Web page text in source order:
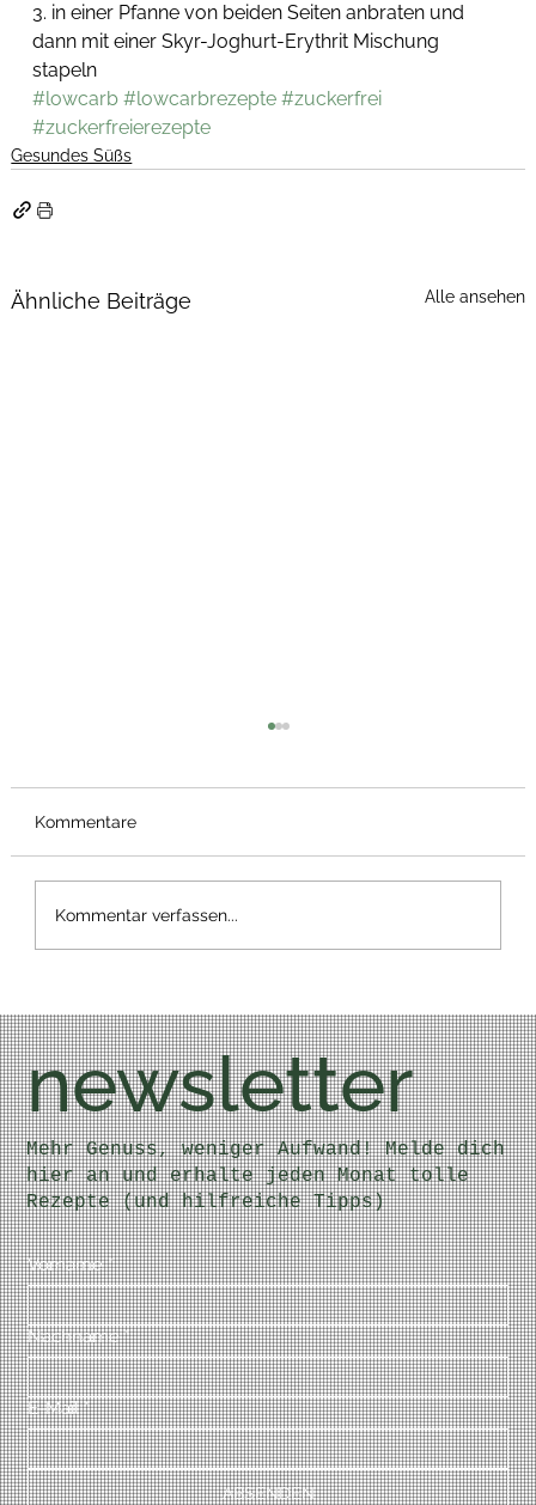
3. in einer Pfanne von beiden Seiten anbraten und
dann mit einer Skyr-Joghurt-Erythrit Mischung
stapeln
#lowcarb #lowcarbrezepte #zuckerfrei
#zuckerfreierezepte
Gesundes Süßs
Ähnliche Beiträge Alle ansehen
Kommentare
Kommentar verfassen...
newsletter
Mehr Genuss, weniger Aufwand! Melde dich
hier an und erhalte jeden Monat tolle
Rezepte (und hilfreiche Tipps)
Vorname *
Nachname *
E-Mail *
ABSENDEN